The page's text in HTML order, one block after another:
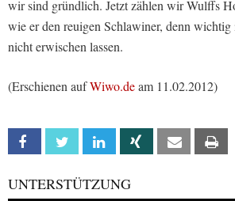
wir sind gründlich. Jetzt zählen wir Wulffs
wie er den reuigen Schlawiner, denn wichtig
nicht erwischen lassen.
(Erschienen aufWiwo.deam 11.02.2012)
Facebook Twitter Linkedin Xing Email
UNTERSTÜTZUNG